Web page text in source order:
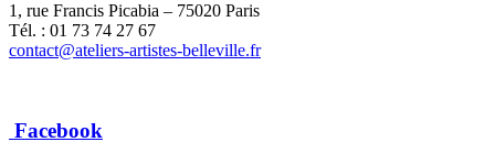
1, rue Francis Picabia – 75020 Paris
Tél. : 01 73 74 27 67
contact@ateliers-artistes-belleville.fr
Facebook